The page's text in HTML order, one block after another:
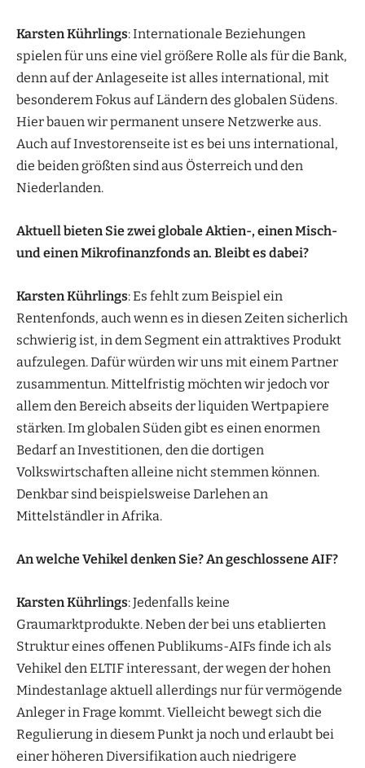
Karsten Kührlings: Internationale Beziehungen
spielen für uns eine viel größere Rolle als für die Bank,
denn auf der Anlageseite ist alles international, mit
besonderem Fokus auf Ländern des globalen Südens.
Hier bauen wir permanent unsere Netzwerke aus.
Auch auf Investorenseite ist es bei uns international,
die beiden größten sind aus Österreich und den
Niederlanden.
Aktuell bieten Sie zwei globale Aktien-, einen Misch-
und einen Mikrofinanzfonds an. Bleibt es dabei?
Karsten Kührlings: Es fehlt zum Beispiel ein
Rentenfonds, auch wenn es in diesen Zeiten sicherlich
schwierig ist, in dem Segment ein attraktives Produkt
aufzulegen. Dafür würden wir uns mit einem Partner
zusammentun. Mittelfristig möchten wir jedoch vor
allem den Bereich abseits der liquiden Wertpapiere
stärken. Im globalen Süden gibt es einen enormen
Bedarf an Investitionen, den die dortigen
Volkswirtschaften alleine nicht stemmen können.
Denkbar sind beispielsweise Darlehen an
Mittelständler in Afrika.
An welche Vehikel denken Sie? An geschlossene AIF?
Karsten Kührlings: Jedenfalls keine
Graumarktprodukte. Neben der bei uns etablierten
Struktur eines offenen Publikums-AIFs finde ich als
Vehikel den ELTIF interessant, der wegen der hohen
Mindestanlage aktuell allerdings nur für vermögende
Anleger in Frage kommt. Vielleicht bewegt sich die
Regulierung in diesem Punkt ja noch und erlaubt bei
einer höheren Diversifikation auch niedrigere